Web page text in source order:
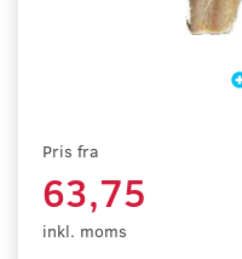
Pris fra
63,75
inkl. moms